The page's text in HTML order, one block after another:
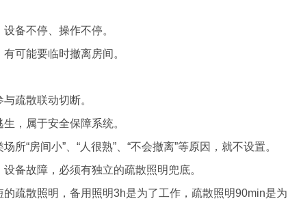
备不停、操作不停。
可能要临时撤离房间。
疏散联动切断。
，属于安全保障系统。
“房间小”、“人很熟”、“不会撤离”等原因，就不设置。
故障，必须有独立的疏散照明兜底。
散照明，备用照明3h是为了工作，疏散照明90min是为